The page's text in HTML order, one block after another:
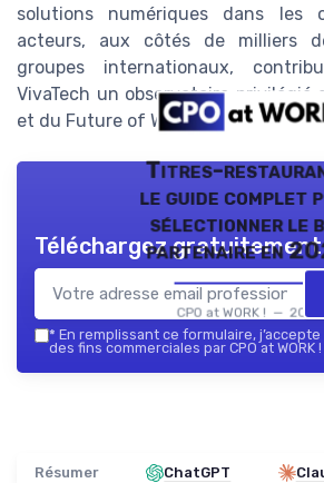
solutions numériques dans les
acteurs, aux côtés de milliers
groupes internationaux,
VivaTech un observatoire privilégié
et du Future of Work.
Titres-
le guide complet
sélectionner le
partenaire en
CPO at WORK ! — 2026
Téléchargez
* En remplissant ce formulaire,
des fins commerciales par CPO at
Résumer ChatGPT